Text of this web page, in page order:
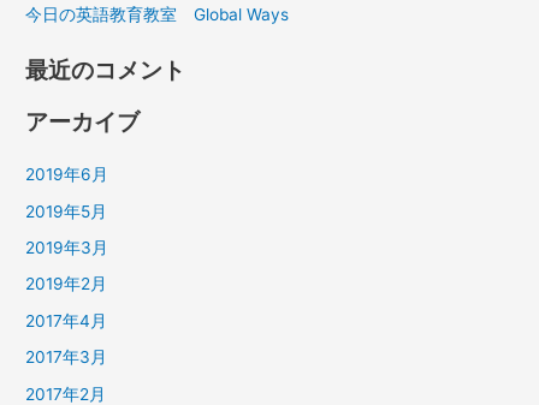
今日の英語教育教室 Global Ways
最近のコメント
アーカイブ
2019年6月
2019年5月
2019年3月
2019年2月
2017年4月
2017年3月
2017年2月